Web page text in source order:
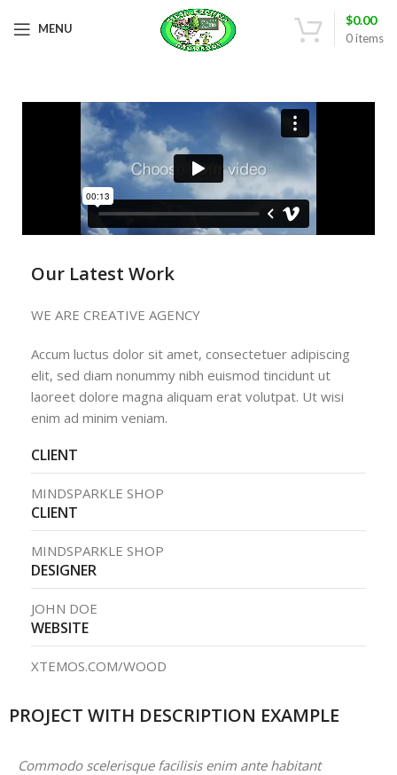
MENU
0items
$0.00
Our Latest Work
WE ARE CREATIVE AGENCY
Accum luctus dolor sit amet, consectetuer adipiscing
elit, sed diam nonummy nibh euismod tincidunt ut
laoreet dolore magna aliquam erat volutpat. Ut wisi
enim ad minim veniam.
CLIENT
MINDSPARKLE SHOP
CLIENT
MINDSPARKLE SHOP
DESIGNER
JOHN DOE
WEBSITE
XTEMOS.COM/WOOD
PROJECT WITH DESCRIPTION EXAMPLE
Commodo scelerisque facilisis enim ante habitant